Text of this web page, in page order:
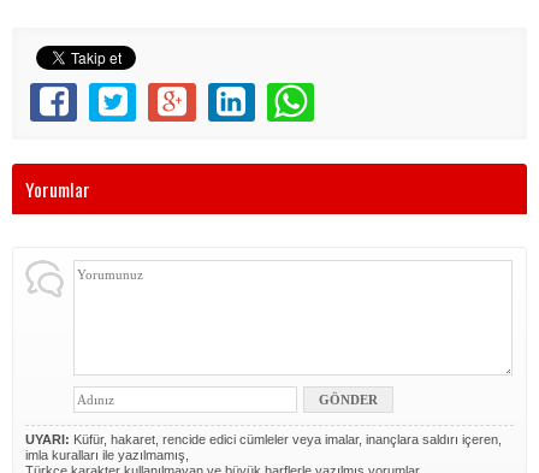
Yorumlar
UYARI: Küfür, hakaret, rencide edici cümleler veya imalar, inançlara saldırı içeren,
imla kuralları ile yazılmamış,
Türkçe karakter kullanılmayan ve büyük harflerle yazılmış yorumlar